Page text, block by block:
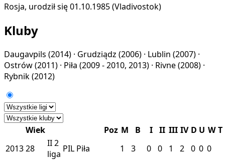
Rosja, urodził się 01.10.1985 (Vladivostok)
Kluby
Daugavpils (2014) · Grudziądz (2006) · Lublin (2007) ·
Ostrów(2011) · Piła (2009 - 2010, 2013) · Rivne(2008) ·
Rybnik(2012)
Wiek Poz M B I II III IV D U W T
201328 II2
liga PIL Piła 1 3 0 0 1 2 0 0 0